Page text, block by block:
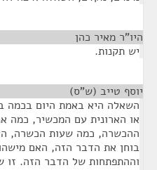
היו"ר מאיר כהן
יש תקנות.
יוסף טייב (ש"ס)
השאלה היא באמת היום בכמה
או הארונית עם המכשיר, כמה
ההכשרה, כמה שעות הכשרה,
בוחן את הדבר הזה, האם
וההתפתחות של הדבר הזה. זו